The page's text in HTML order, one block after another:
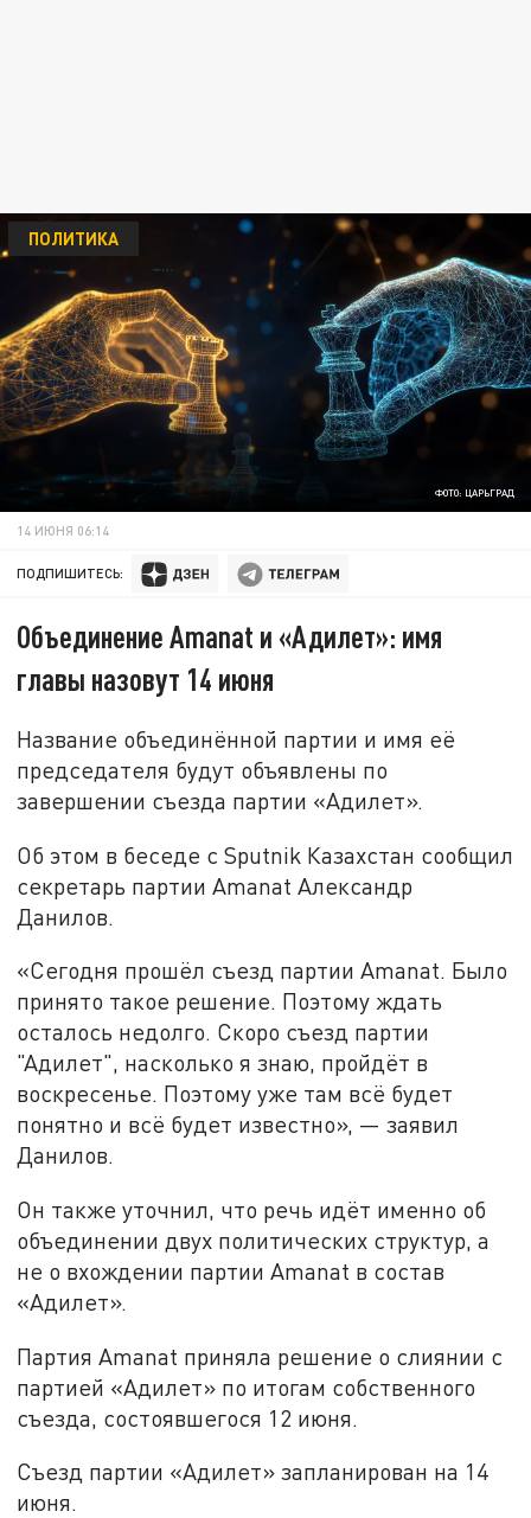
ФОТО: ЦАРЬГРАД
ПОЛИТИКА
14 ИЮНЯ 06:14
ПОДПИШИТЕСЬ:
Объединение Amanat и «Адилет»: имя
главы назовут 14 июня
Название объединённой партии и имя её
председателя будут объявлены по
завершении съезда партии «Адилет».
Об этом в беседе с Sputnik Казахстан сообщил
секретарь партии Amanat Александр
Данилов.
«Сегодня прошёл съезд партии Amanat. Было
принято такое решение. Поэтому ждать
осталось недолго. Скоро съезд партии
"Адилет", насколько я знаю, пройдёт в
воскресенье. Поэтому уже там всё будет
понятно и всё будет известно», — заявил
Данилов.
Он также уточнил, что речь идёт именно об
объединении двух политических структур, а
не о вхождении партии Amanat в состав
«Адилет».
Партия Amanat приняла решение о слиянии с
партией «Адилет» по итогам собственного
съезда, состоявшегося 12 июня.
Съезд партии «Адилет» запланирован на 14
июня.